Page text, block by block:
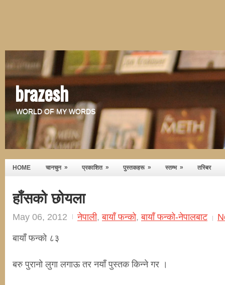
brazesh
WORLD OF MY WORDS
HOME चानचुन » प्रकाशित » पुस्तकहरू » स्तम्भ » तस्बिर
हाँसको छोयला
May 06, 2012 नेपाली,बायाँ फन्को,बायाँ फन्को-नेपालबाट
बायाँ फन्को ८३
बरु पुरानो लुगा लगाऊ तर नयाँ पुस्तक किन्ने गर ।